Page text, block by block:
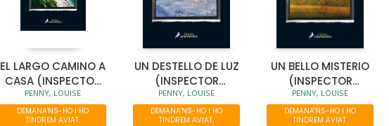
EL LARGO CAMINO A
CASA (INSPECTOR
ARMAND GAMACHE
10)
PENNY, LOUISE
DEMANA'NS-HO I HO
TINDREM AVIAT.
UN DESTELLO DE LUZ
(INSPECTOR
ARMAND GAMACHE
9)
PENNY, LOUISE
DEMANA'NS-HO I HO
TINDREM AVIAT.
UN BELLO MISTERIO
(INSPECTOR
ARMAND GAMACHE
8)
PENNY, LOUISE
DEMANA'NS-HO I HO
TINDREM AVIAT.